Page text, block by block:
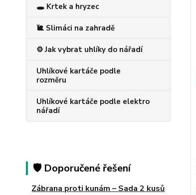
🕳️ Krtek a hryzec
🐌 Slimáci na zahradě
⚙️ Jak vybrat uhlíky do nářadí
Uhlíkové kartáče podle
rozměru
Uhlíkové kartáče podle elektro
nářadí
🛡️ Doporučené řešení
Zábrana proti kunám – Sada 2 kusů